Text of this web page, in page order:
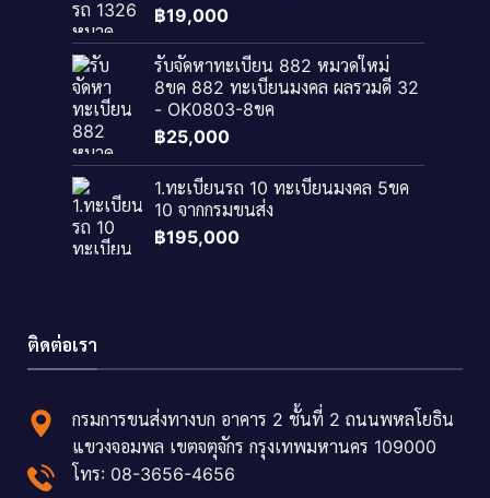
฿19,000
รับจัดหาทะเบียน 882 หมวดใหม่
8ขค 882 ทะเบียนมงคล ผลรวมดี 32
- OK0803-8ขค
฿25,000
1.ทะเบียนรถ 10 ทะเบียนมงคล 5ขค
10 จากกรมขนส่ง
฿195,000
ติดต่อเรา
กรมการขนส่งทางบก อาคาร 2 ชั้นที่ 2 ถนนพหลโยธิน
แขวงจอมพล เขตจตุจักร กรุงเทพมหานคร 109000
โทร: 08-3656-4656